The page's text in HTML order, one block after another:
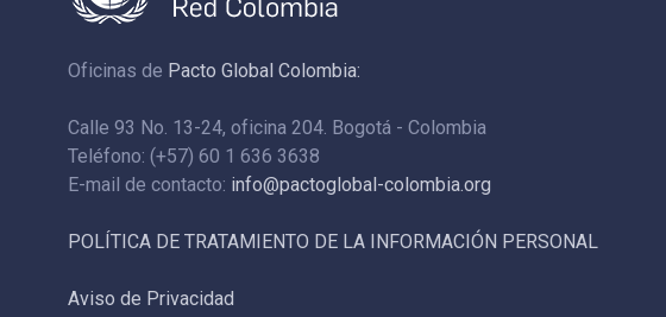
Oficinas de Pacto Global Colombia:
Calle 93 No. 13-24, oficina 204. Bogotá - Colombia
Teléfono: (+57) 60 1 636 3638
E-mail de contacto: info@pactoglobal-colombia.org
POLÍTICA DE TRATAMIENTO DE LA INFORMACIÓN PERSONAL
Aviso de Privacidad